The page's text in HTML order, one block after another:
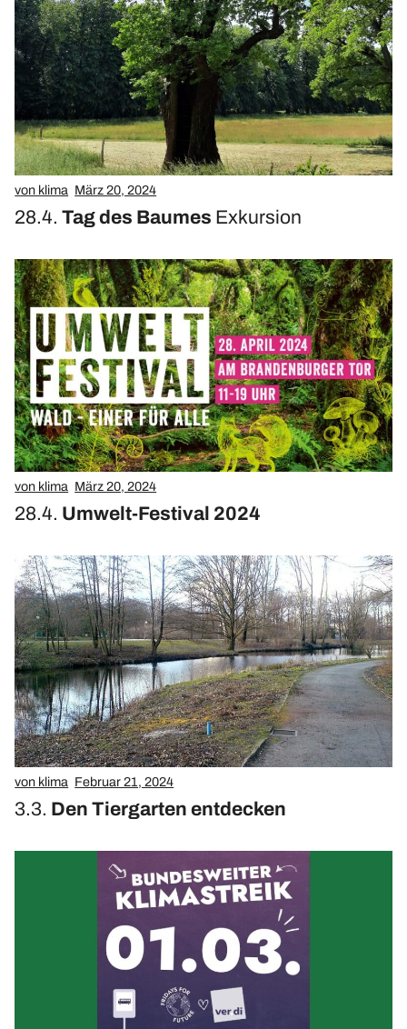
von klima März 20, 2024
28.4.Tag des Baumes Exkursion
von klima März 20, 2024
28.4. Umwelt-Festival 2024
von klima Februar 21, 2024
3.3. Den Tiergarten entdecken